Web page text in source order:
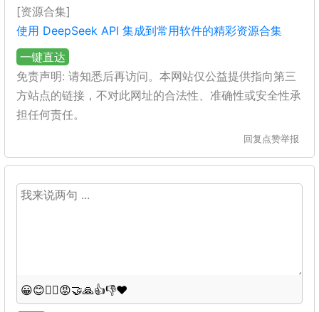
[资源合集]
使用 DeepSeek API 集成到常用软件的精彩资源合集
一键直达
免责声明: 请知悉后再访问。本网站仅公益提供指向第三
方站点的链接，不对此网址的合法性、准确性或安全性承
担任何责任。
回复 点赞举报
😀😊😵‍💫😡🤝🙏👍👎❤️